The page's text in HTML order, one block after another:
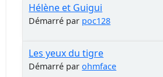
Hélène et Guigui
Démarré par poc128
Les yeux du tigre
Démarré parohmface